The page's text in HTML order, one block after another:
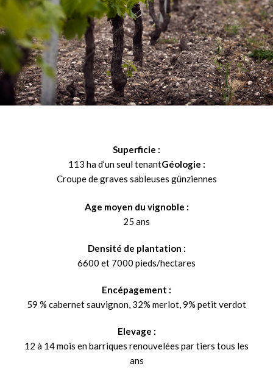
Superficie :
113 ha d’un seul tenantGéologie :
Croupe de graves sableuses günziennes
Age moyen du vignoble :
25 ans
Densité de plantation :
6600 et 7000 pieds/hectares
Encépagement :
59 % cabernet sauvignon, 32% merlot, 9% petit verdot
Elevage :
12 à 14 mois en barriques renouvelées par tiers tous les
ans